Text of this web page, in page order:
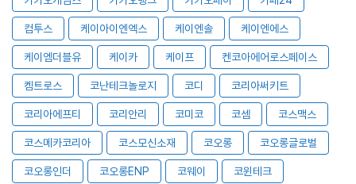
컴투스 케이아이엔엑스 케이엔솔 케이엔에스
케이엠더블유 케이카 케이프 켄코아에어로스페이스
켐트로스 코난테크놀로지 코디 코리아써키트
코리아에프티 코리안리 코미코 코셈 코스맥스
코스메카코리아 코스모신소재 코오롱 코오롱글로벌
코오롱인더 코오롱ENP 코웨이 코윈테크